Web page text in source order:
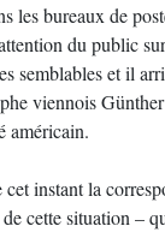
les bureaux de
du public
semblables et il
viennois
américain.
cet instant la
cette situation –